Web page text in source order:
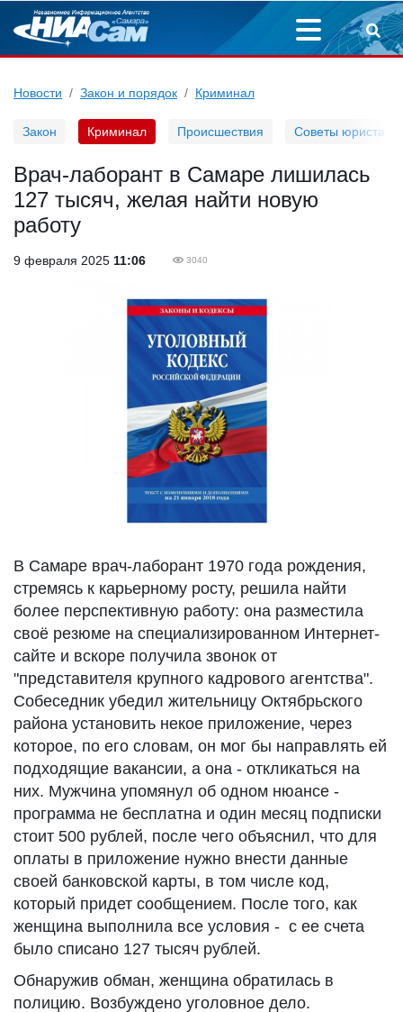
Новости Закон и порядок Криминал
Закон Криминал Происшествия Советы юриста
Врач-лаборант в Самаре лишилась
127 тысяч, желая найти новую
работу
9 февраля 2025 11:06 3040
В Самаре врач-лаборант 1970 года рождения,
стремясь к карьерному росту, решила найти
более перспективную работу: она разместила
своё резюме на специализированном Интернет-
сайте и вскоре получила звонок от
"представителя крупного кадрового агентства".
Собеседник убедил жительницу Октябрьского
района установить некое приложение, через
которое, по его словам, он мог бы направлять ей
подходящие вакансии, а она - откликаться на
них. Мужчина упомянул об одном нюансе -
программа не бесплатна и один месяц подписки
стоит 500 рублей, после чего объяснил, что для
оплаты в приложение нужно внести данные
своей банковской карты, в том числе код,
который придет сообщением. После того, как
женщина выполнила все условия - с ее счета
было списано 127 тысяч рублей.
Обнаружив обман, женщина обратилась в
полицию. Возбуждено уголовное дело.